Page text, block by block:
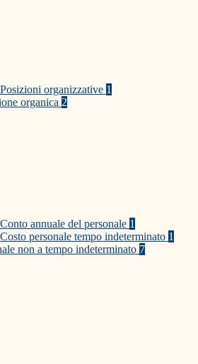
Posizioni organizzative 1
organica 2
Conto annuale del personale 1
Costo personale tempo indeterminato 1
non a tempo indeterminato 7